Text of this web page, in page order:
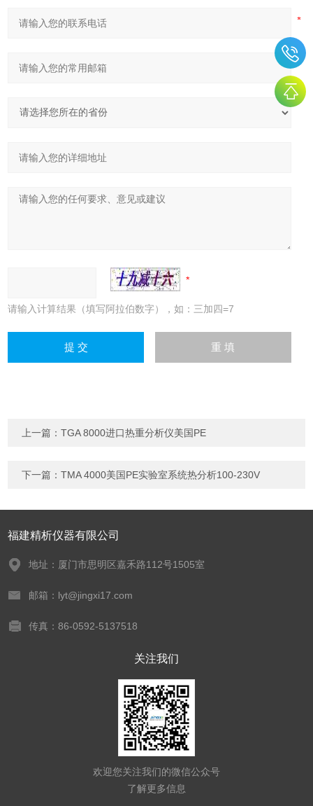
请输入计算结果（填写阿拉伯数字），如：三加四=7
上一篇：TGA 8000进口热重分析仪美国PE
下一篇：TMA 4000美国PE实验室系统热分析100-230V
福建精析仪器有限公司
地址：厦门市思明区嘉禾路112号1505室
邮箱：lyt@jingxi17.com
传真：86-0592-5137518
关注我们
欢迎您关注我们的微信公众号
了解更多信息